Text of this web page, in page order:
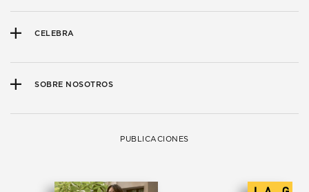
CELEBRA
SOBRE NOSOTROS
PUBLICACIONES